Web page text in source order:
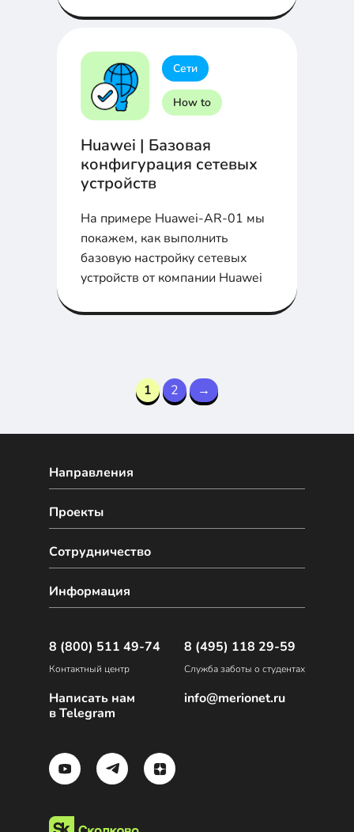
айти через профессию сетевого
Сети
How to
Huawei | Базовая
конфигурация сетевых
устройств
На примере Huawei-AR-01 мы
покажем, как выполнить
базовую настройку сетевых
устройств от компании Huawei
1 2 →
Направления
Сотрудничество
Проекты
Информация
8 (800) 511 49-74
Контактный центр
Написать нам
в Telegram
8 (495) 118 29-59
Служба заботы о студентах
info@merionet.ru